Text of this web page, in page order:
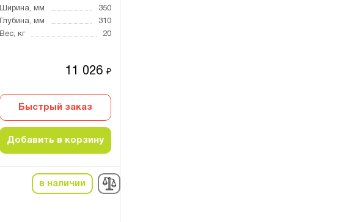
Ширина, мм
350
Глубина, мм
310
Вес, кг
20
11 026 ₽
Быстрый заказ
Добавить в корзину
в наличии